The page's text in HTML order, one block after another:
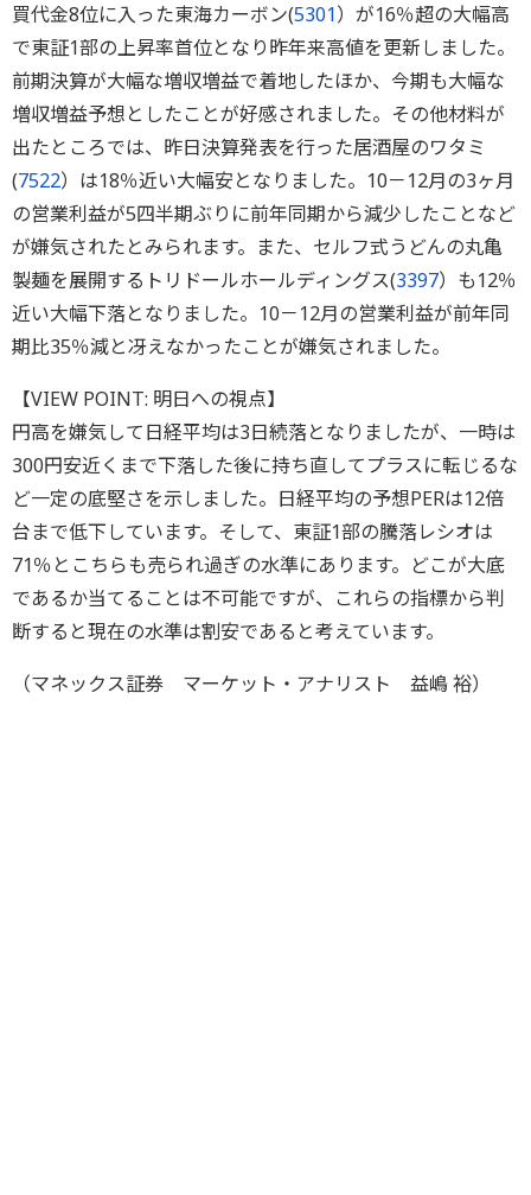
買代金8位に入った東海カーボン(5301）が16％超の大幅高
で東証1部の上昇率首位となり昨年来高値を更新しました。
前期決算が大幅な増収増益で着地したほか、今期も大幅な
増収増益予想としたことが好感されました。その他材料が
出たところでは、昨日決算発表を行った居酒屋のワタミ
(7522）は18％近い大幅安となりました。10－12月の3ヶ月
の営業利益が5四半期ぶりに前年同期から減少したことなど
が嫌気されたとみられます。また、セルフ式うどんの丸亀
製麺を展開するトリドールホールディングス(3397）も12％
近い大幅下落となりました。10－12月の営業利益が前年同
期比35％減と冴えなかったことが嫌気されました。
【VIEW POINT: 明日への視点】
円高を嫌気して日経平均は3日続落となりましたが、一時は
300円安近くまで下落した後に持ち直してプラスに転じるな
ど一定の底堅さを示しました。日経平均の予想PERは12倍
台まで低下しています。そして、東証1部の騰落レシオは
71％とこちらも売られ過ぎの水準にあります。どこが大底
であるか当てることは不可能ですが、これらの指標から判
断すると現在の水準は割安であると考えています。
（マネックス証券 マーケット・アナリスト 益嶋 裕）